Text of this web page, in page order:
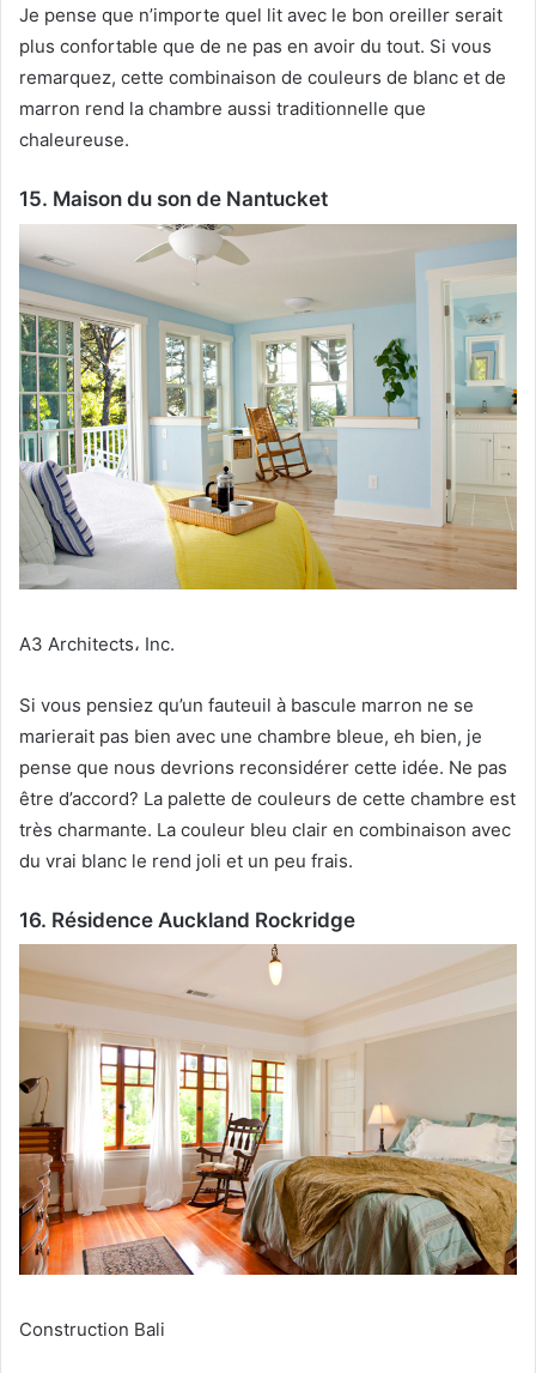
Je pense que n’importe quel lit avec le bon oreiller serait
plus confortable que de ne pas en avoir du tout. Si vous
remarquez, cette combinaison de couleurs de blanc et de
marron rend la chambre aussi traditionnelle que
chaleureuse.
15. Maison du son de Nantucket
A3 Architects، Inc.
Si vous pensiez qu’un fauteuil à bascule marron ne se
marierait pas bien avec une chambre bleue, eh bien, je
pense que nous devrions reconsidérer cette idée. Ne pas
être d’accord? La palette de couleurs de cette chambre est
très charmante. La couleur bleu clair en combinaison avec
du vrai blanc le rend joli et un peu frais.
16. Résidence Auckland Rockridge
Construction Bali